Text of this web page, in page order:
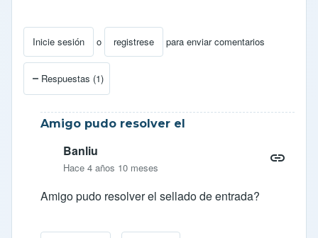
Inicie sesión o registrese para enviar comentarios
Respuestas (1)
Amigo pudo resolver el
Banliu
Hace 4 años 10 meses
Amigo pudo resolver el sellado de entrada?